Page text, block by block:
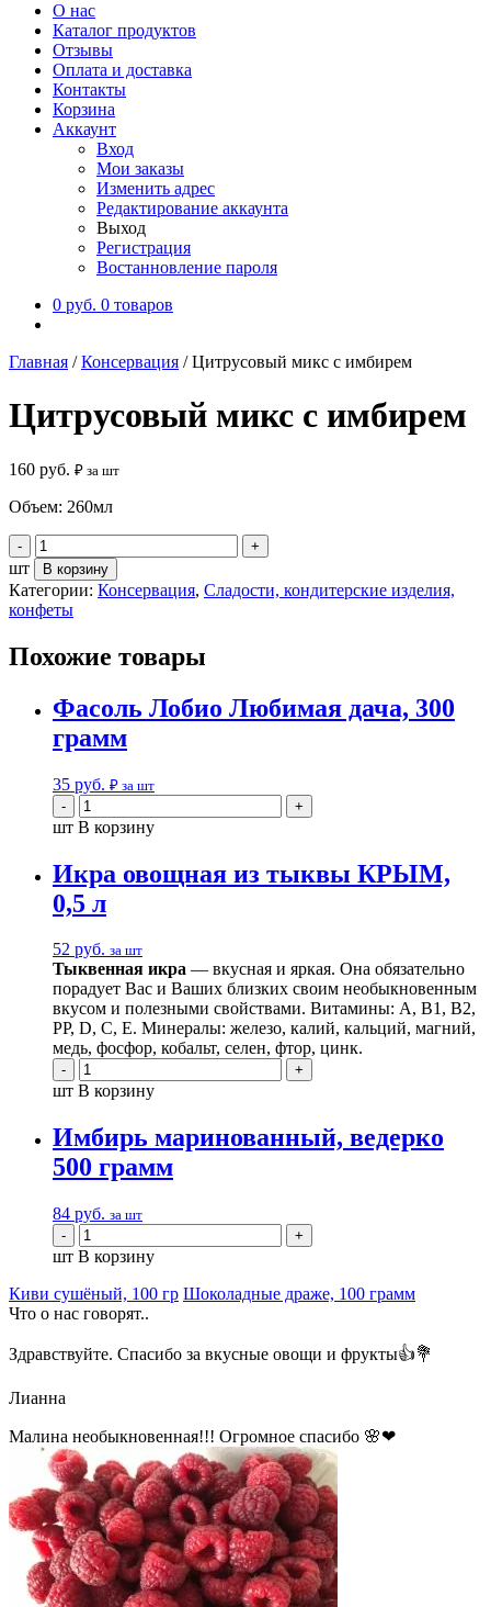
О нас
Каталог продуктов
Отзывы
Оплата и доставка
Контакты
Корзина
Аккаунт
Вход
Мои заказы
Изменить адрес
Редактирование аккаунта
Выход
Регистрация
Востанновление пароля
0 руб. 0 товаров
Главная / Консервация /Цитрусовый микс с имбирем
Цитрусовый микс с имбирем
160 руб. ₽ за шт
Объем: 260мл
шт В корзину
Категории: Консервация, Сладости, кондитерские изделия,
конфеты
Похожие товары
Фасоль Лобио Любимая дача, 300
грамм
35 руб. ₽ за шт
шт В корзину
Икра овощная из тыквы КРЫМ,
0,5 л
52 руб. за шт
Тыквенная икра — вкусная и яркая. Она обязательно
порадует Вас и Ваших близких своим необыкновенным
вкусом и полезными свойствами. Витамины: А, В1, В2,
РР, D, С, Е. Минералы: железо, калий, кальций, магний,
медь, фосфор, кобальт, селен, фтор, цинк.
шт В корзину
Имбирь маринованный, ведерко
500 грамм
84 руб. за шт
шт В корзину
Киви сушёный, 100 гр Шоколадные драже, 100 грамм
Что о нас говорят..
Здравствуйте. Спасибо за вкусные овощи и фрукты👍💐
Лианна
Малина необыкновенная!!! Огромное спасибо 🌸❤